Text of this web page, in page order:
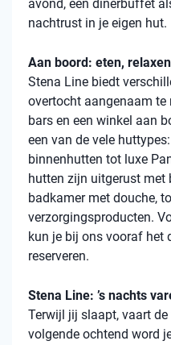
avond, een dinerbuffet
nachtrust in je eigen hut.
Aan boord: eten,
Stena Line biedt
overtocht aangenaam te
bars en een winkel aan
een van de vele
binnenhutten tot luxe
hutten zijn uitgerust met
badkamer met douche,
verzorgingsproducten.
kun je bij ons vooraf
reserveren.
Stena Line: ’s nachts
Terwijl jij slaapt, vaart
volgende ochtend word